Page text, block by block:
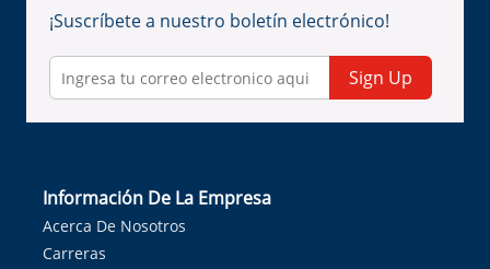
¡Suscríbete a nuestro boletín electrónico!
Sign Up
Información De La Empresa
Acerca De Nosotros
Carreras